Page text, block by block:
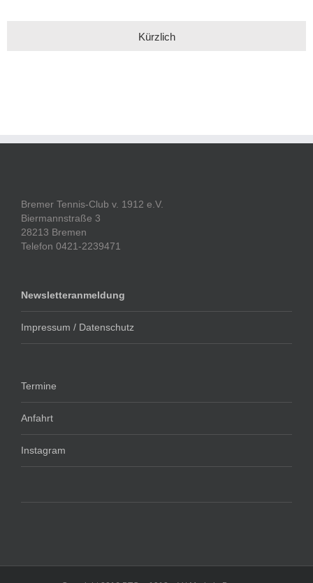
Kürzlich
Bremer Tennis-Club v. 1912 e.V.
Biermannstraße 3
28213 Bremen
Telefon 0421-2239471
Newsletteranmeldung
Impressum / Datenschutz
Termine
Anfahrt
Instagram